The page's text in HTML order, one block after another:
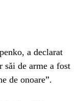
a declarat
săi de arme a fost
de onoare”.